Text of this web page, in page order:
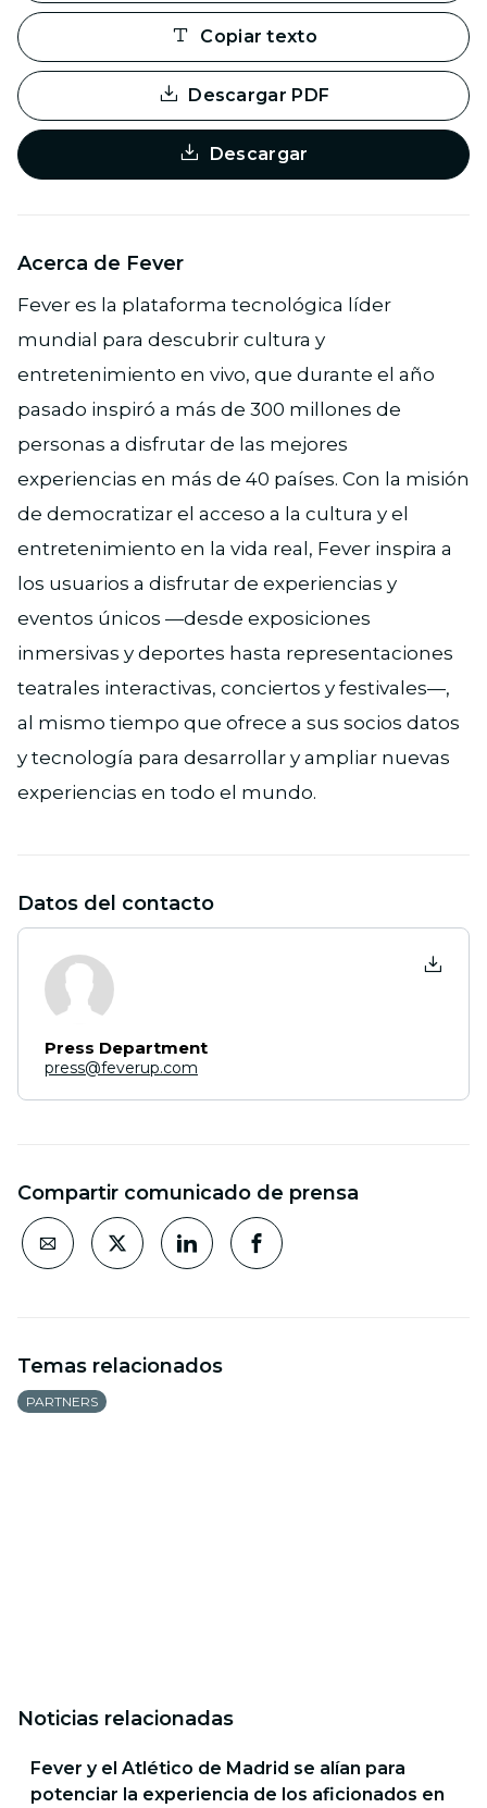
Copiar texto
Descargar PDF
Descargar
Acerca de Fever
Fever es la plataforma tecnológica líder
mundial para descubrir cultura y
entretenimiento en vivo, que durante el año
pasado inspiró a más de 300 millones de
personas a disfrutar de las mejores
experiencias en más de 40 países. Con la misión
de democratizar el acceso a la cultura y el
entretenimiento en la vida real, Fever inspira a
los usuarios a disfrutar de experiencias y
eventos únicos —desde exposiciones
inmersivas y deportes hasta representaciones
teatrales interactivas, conciertos y festivales—,
al mismo tiempo que ofrece a sus socios datos
y tecnología para desarrollar y ampliar nuevas
experiencias en todo el mundo.
Datos del contacto
Press Department
press@feverup.com
Compartir comunicado de prensa
Temas relacionados
PARTNERS
Noticias relacionadas
Fever y el Atlético de Madrid se alían para
potenciar la experiencia de los aficionados en